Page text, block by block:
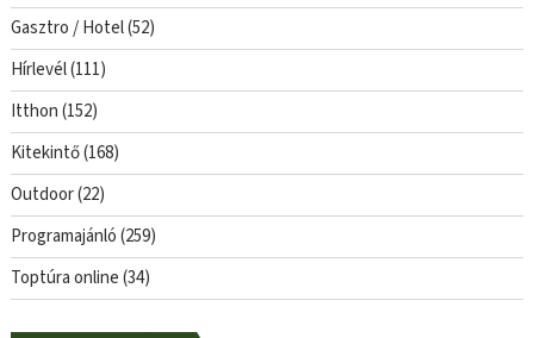
Gasztro / Hotel(52)
Hírlevél(111)
Itthon(152)
Kitekintő(168)
Outdoor(22)
Programajánló(259)
Toptúra online(34)